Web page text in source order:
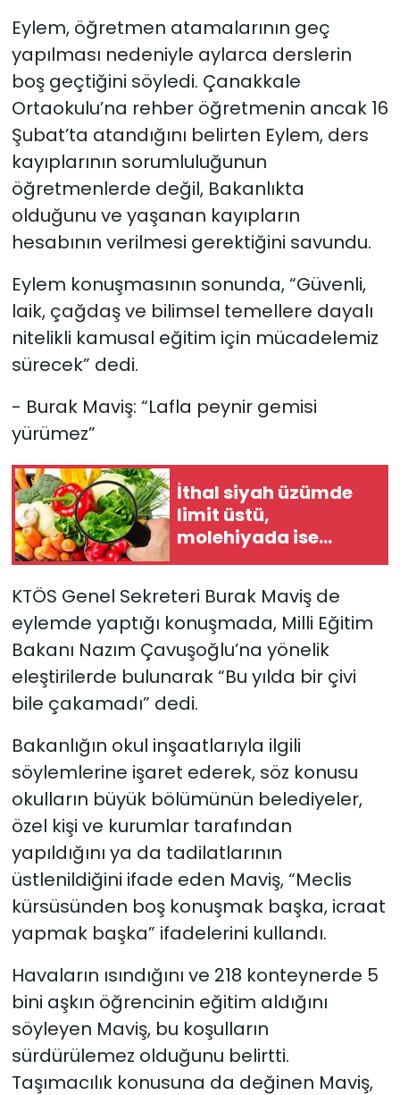
Eylem, öğretmen atamalarının geç
yapılması nedeniyle aylarca derslerin
boş geçtiğini söyledi. Çanakkale
Ortaokulu’na rehber öğretmenin ancak 16
Şubat’ta atandığını belirten Eylem, ders
kayıplarının sorumluluğunun
öğretmenlerde değil, Bakanlıkta
olduğunu ve yaşanan kayıpların
hesabının verilmesi gerektiğini savundu.
Eylem konuşmasının sonunda, “Güvenli,
laik, çağdaş ve bilimsel temellere dayalı
nitelikli kamusal eğitim için mücadelemiz
sürecek” dedi.
- Burak Maviş: “Lafla peynir gemisi
yürümez”
İthal siyah üzümde
limit üstü,
molehiyada ise
tavsiye dışı bitki
edildi
KTÖS Genel Sekreteri Burak Maviş de
eylemde yaptığı konuşmada, Milli Eğitim
Bakanı Nazım Çavuşoğlu’na yönelik
eleştirilerde bulunarak “Bu yılda bir çivi
bile çakamadı” dedi.
Bakanlığın okul inşaatlarıyla ilgili
söylemlerine işaret ederek, söz konusu
okulların büyük bölümünün belediyeler,
özel kişi ve kurumlar tarafından
yapıldığını ya da tadilatlarının
üstlenildiğini ifade eden Maviş, “Meclis
kürsüsünden boş konuşmak başka, icraat
yapmak başka” ifadelerini kullandı.
Havaların ısındığını ve 218 konteynerde 5
bini aşkın öğrencinin eğitim aldığını
söyleyen Maviş, bu koşulların
sürdürülemez olduğunu belirtti.
Taşımacılık konusuna da değinen Maviş,